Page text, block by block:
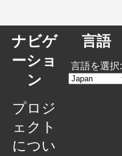
ナビゲ
ーショ
ン
プロジ
ェクト
につい
言語
言語を選択: